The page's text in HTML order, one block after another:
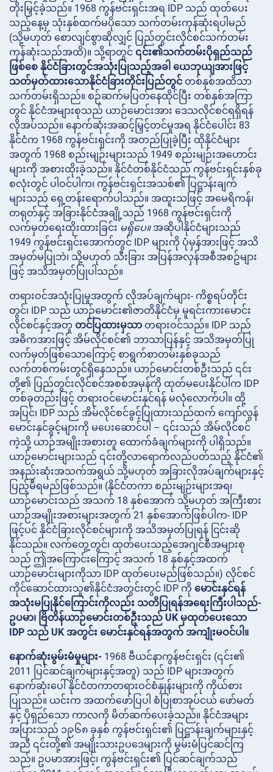
တိုးမြှင့်ခဲ့သည်။ 1968 ကွန်ဗင်းရှင်းအရ IDP သည် ထုတ်ပေး
သည့်နေ့မှ သုံးနှစ်ထက်မပိုသော သက်တမ်းကုန်ဆုံးရပါမည်
(သို့မဟုတ် စောလျင်စွာဆိုလျှင် ပြည်တွင်းလိုင်စင်သက်တမ်း
ကုန်ဆုံးသည်အထိ)။ သို့ရာတွင် ၎င်း၏သက်တမ်းပိုရှည်သည်
ဖြစ်စေ နိုင်ငံခြားတွင်အသုံးပြုသည့်အခါ ယေဘုယျအားဖြင့်
သတ်မှတ်ထားသောနိုင်ငံခြားတိုင်းပြည်တွင် တစ်နှစ်အထိသာ
သက်တမ်းရှိသည်။ စဉ်ဆက်မပြတ်နေထိုင်ပြီး တစ်နှစ်အကြာ
တွင် နိုင်ငံအများစုသည် ယာဉ်မောင်းအား ဒေသလိုင်စင်ရရှိရန်
လိုအပ်သည်။ နောက်ဆုံးအဆင့်မြှင့်တင်မှုအရ နိုင်ငံပေါင်း 83
နိုင်ငံက 1968 ကွန်ဗင်းရှင်းကို အတည်ပြုခဲ့ပြီး ထိုနိုင်ငံများ
အတွက် 1968 စည်းမျဉ်းများသည် 1949 စည်းမျဉ်းအဟောင်း
များကို အစားထိုးခဲ့သည်။ နိုင်ငံတစ်နိုင်ငံသည် ကွန်ဗင်းရှင်းနှစ်ခု
စလုံးတွင် ပါဝင်ပါက၊ ကွန်ဗင်းရှင်းအသစ်၏ ပြဋ္ဌာန်းချက်
များသည် ရှေ့တန်းရောက်ပါသည်။ အထူးသဖြင့် အမေရိကန်၊
တရုတ်နှင့် အခြားနိုင်ငံအချို့သည် 1968 ကွန်ဗင်းရှင်းကို
လက်မှတ်ရေးထိုးထားခြင်း မရှိပေ။အဆိုပါနိုင်ငံများသည်
1949 ကွန်ဗင်းရှင်းအောက်တွင် IDP များကို ပုံမှန်အားဖြင့် အသိ
အမှတ်မပြုဘဲ၊ သို့မဟုတ် သီးခြား အပြန်အလှန်အစီအစဥ်များ
ဖြင့် အသိအမှတ်ပြုပါသည်။
တရားဝင်အသုံးပြုမှုအတွက် လိုအပ်ချက်များ- ကိစ္စရပ်တိုင်း
တွင်၊ IDP သည် ယာဉ်မောင်း၏ဇာတိနိုင်ငံမှ မူရင်းကားမောင်း
လိုင်စင်နှင့်အတူ တင်ပြထားမှသာ တရားဝင်သည်။ IDP သည်
အဓိကအားဖြင့် အိမ်လိုင်စင်၏ ဘာသာပြန်နှင့် အသိအမှတ်ပြု
လက်မှတ်ဖြစ်သောကြောင့် စာရွက်စာတမ်းနှစ်ခုသည်
လက်တစ်ကမ်းတွင်ရှိနေသည်။ ယာဉ်မောင်းတစ်ဦးသည် ၎င်း
တို့၏ ပြည်တွင်းလိုင်စင်အစစ်အမှန်ကို ထုတ်မပေးနိုင်ပါက IDP
တစ်ခုတည်းဖြင့် တရားဝင်မောင်းနှင်ရန် မလုံလောက်ပါ။ ထို့
အပြင်၊ IDP သည် အိမ်လိုင်စင်ခွင့်ပြုထားသည်ထက် ကျော်လွန်
မောင်းနှင်ခွင့်များကို မပေးဆောင်ပါ – ၎င်းသည် အိမ်လိုင်စင်
ကဲ့သို့ ယာဉ်အမျိုးအစားတူ ထောက်ခံချက်များကို ပါရှိသည်။
ယာဉ်မောင်းများသည် ၎င်းတို့လာရောက်လည်ပတ်သည့် နိုင်ငံ၏
အနည်းဆုံးအသက်အရွယ် သို့မဟုတ် အခြားလိုအပ်ချက်များနှင့်
ပြည့်မီရမည်ဖြစ်သည်။ (နိုင်ငံတကာ စည်းမျဉ်းများအရ၊
ယာဉ်မောင်းသည် အသက် 18 နှစ်အောက် သို့မဟုတ် အကြီးစား
ယာဉ်အမျိုးအစားများအတွက် 21 နှစ်အောက်ဖြစ်ပါက- IDP
ဖြင့်ပင် နိုင်ငံခြားလိုင်စင်များကို အသိအမှတ်ပြုရန် ငြင်းဆို
နိုင်သည်။ လက်တွေ့တွင်၊ ထုတ်ပေးသည့်အေဂျင်စီအများစု
သည် ဤအကြောင်းကြောင့် အသက် 18 နှစ်နှင့်အထက်
ယာဉ်မောင်းများကိုသာ IDP ထုတ်ပေးမည်ဖြစ်သည်။) လိုင်စင်
ကိုင်ဆောင်ထားသူ၏နိုင်ငံအတွင်းတွင် IDP ကို ​​မောင်းနှင်ရန်
အသုံးမပြုနိုင်ကြောင်းကိုလည်း သတိပြုရန်အရေးကြီးပါသည်-
ဥပမာ၊ ဗြိတိန်ယာဉ်မောင်းတစ်ဦးသည် UK မှထုတ်ပေးသော
IDP သည် UK အတွင်း မောင်းနှင်ရန်အတွက် အကျုံးမဝင်ပါ။
နောက်ဆုံးမွမ်းမံမှုများ- 1968 ဗီယင်နာကွန်ဗင်းရှင်း (၎င်း၏
2011 ပြင်ဆင်ချက်များနှင့်အတူ) သည် IDP များအတွက်
နောက်ဆုံးပေါ် နိုင်ငံတကာတရားဝင်စံနှုန်းများကို ကိုယ်စား
ပြုသည်။ ယင်းက အထက်ဖော်ပြပါ စံပြုစာအုပ်ငယ် ဖော်မတ်
နှင့် ပိုရှည်သော ကာလကို မိတ်ဆက်ပေးခဲ့သည်။ နိုင်ငံအများ
အပြားသည် ၁၉၆၈ ခုနှစ် ကွန်ဗင်းရှင်း၏ ပြဋ္ဌာန်းချက်များနှင့်
အညီ ၎င်းတို့၏ အမျိုးသားဥပဒေများကို မွမ်းမံပြင်ဆင်ကြ
သည်။ ဥပမာအားဖြင့်၊ ကွန်ဗင်းရှင်း၏ ပြင်ဆင်ချက်သည်